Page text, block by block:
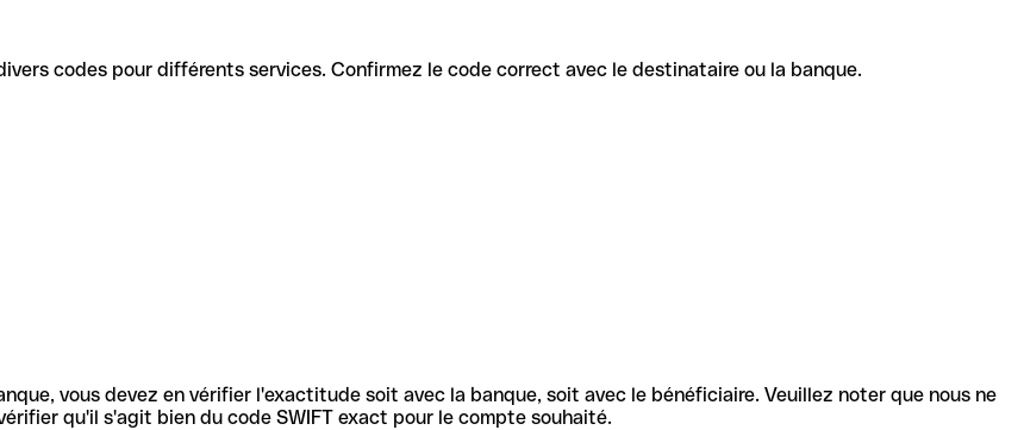
codes pour différents services. Confirmez le code correct avec le destinataire ou la banque.
vous devez en vérifier l'exactitude soit avec la banque, soit avec le bénéficiaire. Veuillez noter que nous ne
qu'il s'agit bien du code SWIFT exact pour le compte souhaité.